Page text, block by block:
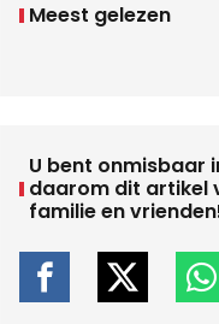
Meest gelezen
U bent onmisbaar
daarom dit artikel
familie en